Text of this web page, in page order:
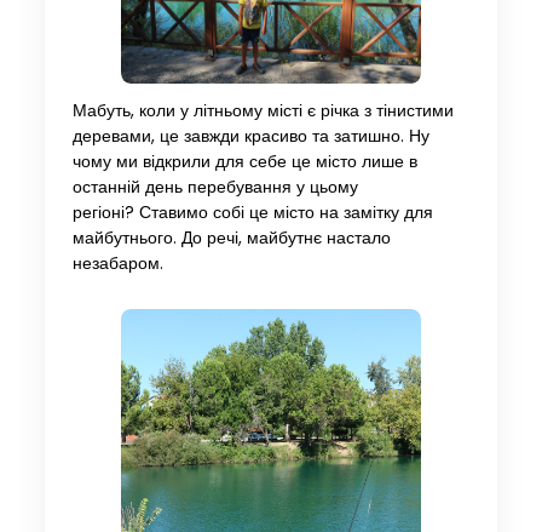
Мабуть, коли у літньому місті є річка з тінистими
деревами, це завжди красиво та затишно. Ну
чому ми відкрили для себе це місто лише в
останній день перебування у цьому
регіоні? Ставимо собі це місто на замітку для
майбутнього. До речі, майбутнє настало
незабаром.